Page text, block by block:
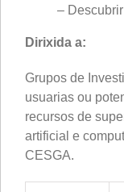
–
Dirixida a:
Grupos de
usuarias ou
recursos de
artificial e
CESGA.